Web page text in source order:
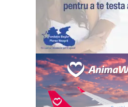
ABONEAZĂ-TE
StirileMedia.ro
Despre noi
Contactați-ne